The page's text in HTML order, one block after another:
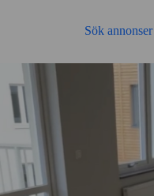
Sök annonser